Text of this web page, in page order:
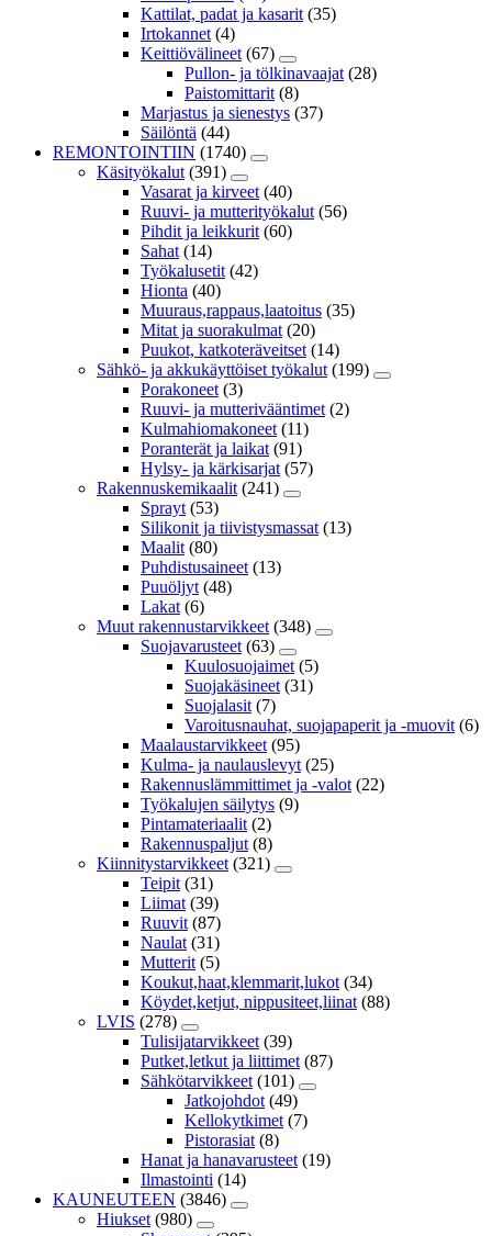
Kattilat, padat ja kasarit (35)
Irtokannet (4)
Keittiövälineet (67)
Pullon- ja tölkinavaajat (28)
Paistomittarit (8)
Marjastus ja sienestys (37)
Säilöntä (44)
REMONTOINTIIN (1740)
Käsityökalut (391)
Vasarat ja kirveet (40)
Ruuvi- ja mutterityökalut (56)
Pihdit ja leikkurit (60)
Sahat (14)
Työkalusetit (42)
Hionta (40)
Muuraus,rappaus,laatoitus (35)
Mitat ja suorakulmat (20)
Puukot, katkoteräveitset (14)
Sähkö- ja akkukäyttöiset työkalut (199)
Porakoneet (3)
Ruuvi- ja mutterivääntimet (2)
Kulmahiomakoneet (11)
Poranterät ja laikat (91)
Hylsy- ja kärkisarjat (57)
Rakennuskemikaalit (241)
Sprayt (53)
Silikonit ja tiivistysmassat (13)
Maalit (80)
Puhdistusaineet (13)
Puuöljyt (48)
Lakat (6)
Muut rakennustarvikkeet (348)
Suojavarusteet (63)
Kuulosuojaimet (5)
Suojakäsineet (31)
Suojalasit (7)
Varoitusnauhat, suojapaperit ja -muovit (6)
Maalaustarvikkeet (95)
Kulma- ja naulauslevyt (25)
Rakennuslämmittimet ja -valot (22)
Työkalujen säilytys (9)
Pintamateriaalit (2)
Rakennuspaljut (8)
Kiinnitystarvikkeet (321)
Teipit (31)
Liimat (39)
Ruuvit (87)
Naulat (31)
Mutterit (5)
Koukut,haat,klemmarit,lukot (34)
Köydet,ketjut, nippusiteet,liinat (88)
LVIS (278)
Tulisijatarvikkeet (39)
Putket,letkut ja liittimet (87)
Sähkötarvikkeet (101)
Jatkojohdot (49)
Kellokytkimet (7)
Pistorasiat (8)
Hanat ja hanavarusteet (19)
Ilmastointi (14)
KAUNEUTEEN (3846)
Hiukset (980)